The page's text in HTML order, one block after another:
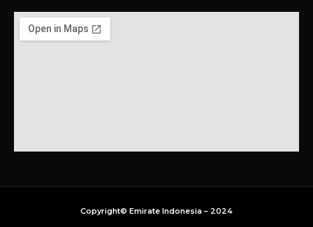
Copyright© Emirate Indonesia – 2024